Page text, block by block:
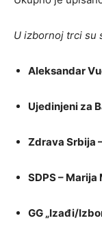
U izbornoj trci su
Aleksandar
Ujedinjeni za
Zdrava Srbija
SDPS –
GG „Izađi/